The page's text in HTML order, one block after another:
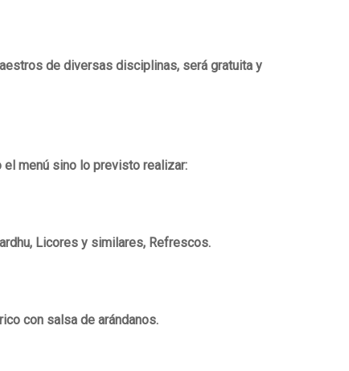
de diversas disciplinas, será gratuita y
el menú sino lo previsto realizar:
Licores y similares, Refrescos.
con salsa de arándanos.